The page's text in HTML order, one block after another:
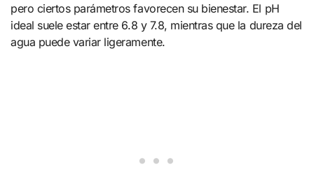
pero ciertos parámetros favorecen su bienestar. El pH
ideal suele estar entre 6.8 y 7.8, mientras que la dureza del
agua puede variar ligeramente.